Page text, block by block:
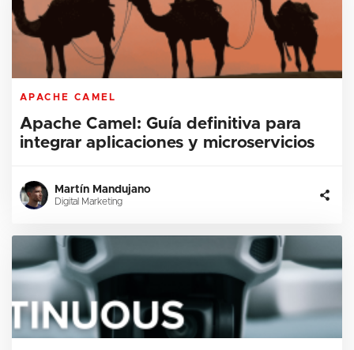
APACHE CAMEL
Apache Camel: Guía definitiva para
integrar aplicaciones y microservicios
Martín Mandujano
Digital Marketing